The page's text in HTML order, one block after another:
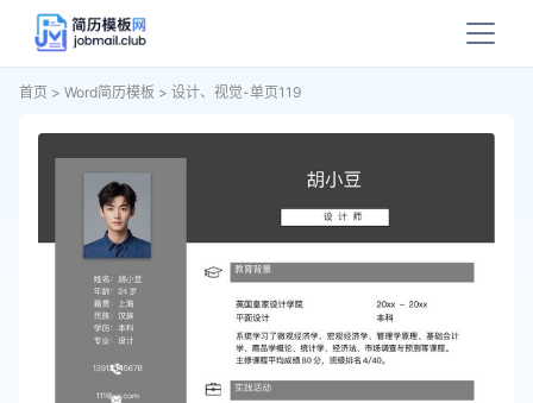
首页 > Word简历模板 > 设计、视觉-单页119